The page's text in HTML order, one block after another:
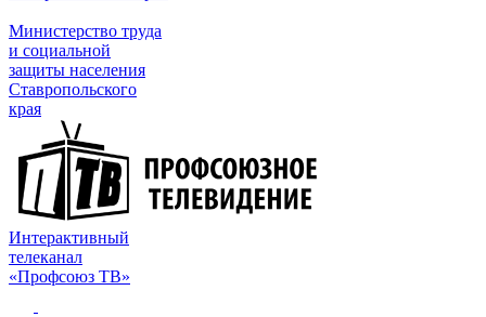
Министерство труда
и социальной
защиты населения
Ставропольского
края
Интерактивный
телеканал
«Профсоюз ТВ»